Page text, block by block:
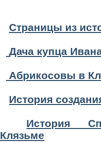
Страницы из
Дача купца
Абрикосовы в
История
История
Клязьме